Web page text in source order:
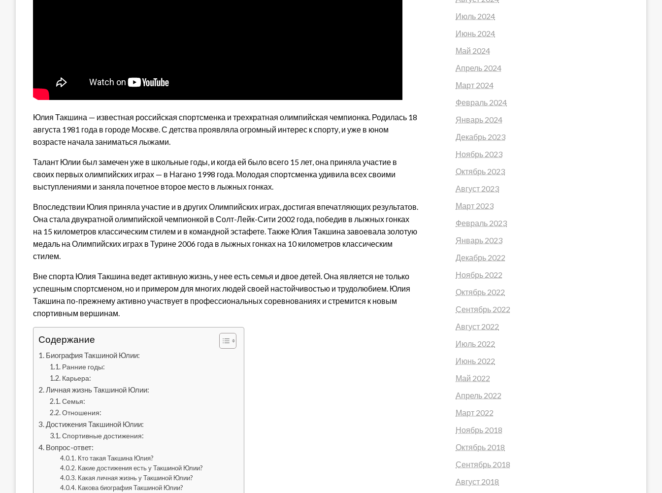
Юлия Такшина — известная российская спортсменка и трехкратная олимпийская чемпионка. Родилась 18
августа 1981 года в городе Москве. С детства проявляла огромный интерес к спорту, и уже в юном
возрасте начала заниматься лыжами.
Талант Юлии был замечен уже в школьные годы, и когда ей было всего 15 лет, она приняла участие в
своих первых олимпийских играх — в Нагано 1998 года. Молодая спортсменка удивила всех своими
выступлениями и заняла почетное второе место в лыжных гонках.
Впоследствии Юлия приняла участие и в других Олимпийских играх, достигая впечатляющих результатов.
Она стала двукратной олимпийской чемпионкой в Солт-Лейк-Сити 2002 года, победив в лыжных гонках
на 15 километров классическим стилем и в командной эстафете. Также Юлия Такшина завоевала золотую
медаль на Олимпийских играх в Турине 2006 года в лыжных гонках на 10 километров классическим
стилем.
Вне спорта Юлия Такшина ведет активную жизнь, у нее есть семья и двое детей. Она является не только
успешным спортсменом, но и примером для многих людей своей настойчивостью и трудолюбием. Юлия
Такшина по-прежнему активно участвует в профессиональных соревнованиях и стремится к новым
спортивным вершинам.
Содержание
Биография Такшиной Юлии:
Ранние годы:
Карьера:
Личная жизнь Такшиной Юлии:
Семья:
Отношения:
Достижения Такшиной Юлии:
Спортивные достижения:
Вопрос-ответ:
Кто такая Такшина Юлия?
Какие достижения есть у Такшиной Юлии?
Какая личная жизнь у Такшиной Юлии?
Какова биография Такшиной Юлии?
Июль 2024
Июнь 2024
Май 2024
Апрель 2024
Март 2024
Февраль 2024
Январь 2024
Декабрь 2023
Ноябрь 2023
Октябрь 2023
Август 2023
Март 2023
Февраль 2023
Январь 2023
Декабрь 2022
Ноябрь 2022
Октябрь 2022
Сентябрь 2022
Август 2022
Июль 2022
Июнь 2022
Май 2022
Апрель 2022
Март 2022
Ноябрь 2018
Октябрь 2018
Сентябрь 2018
Август 2018